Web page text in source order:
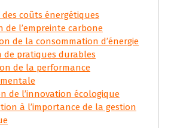
coûts énergétiques
de l’empreinte carbone
de la consommation d’énergie
de pratiques durables
de la performance
de l’innovation écologique
à l’importance de la gestion